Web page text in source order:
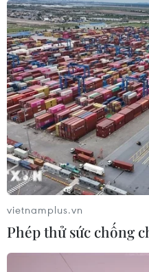
vietnamplus.vn
Phép thử sức chống